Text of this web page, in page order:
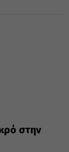
στην